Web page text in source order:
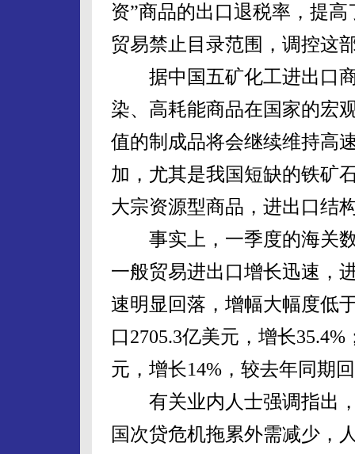
资”商品的出口退税率，提
贸易禁止目录范围，调控这
据中国五矿化工进出口商
染、高耗能商品在国家的宏
值的制成品将会继续维持高
加，尤其是我国短缺的铁矿
大宗资源型商品，进出口结
事实上，一季度的海关数
一般贸易进出口增长迅速，
速明显回落，增幅大幅度低
口2705.3亿美元，增长
元，增长14%，较去年同期
有关业内人士强调指出，
国次贷危机拖累外需减少，